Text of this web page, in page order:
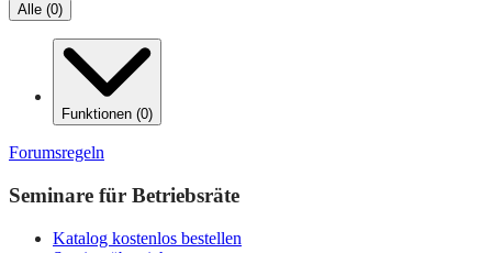
Alle (0)
Funktionen (0)
Forumsregeln
Seminare für Betriebsräte
Katalog kostenlos bestellen